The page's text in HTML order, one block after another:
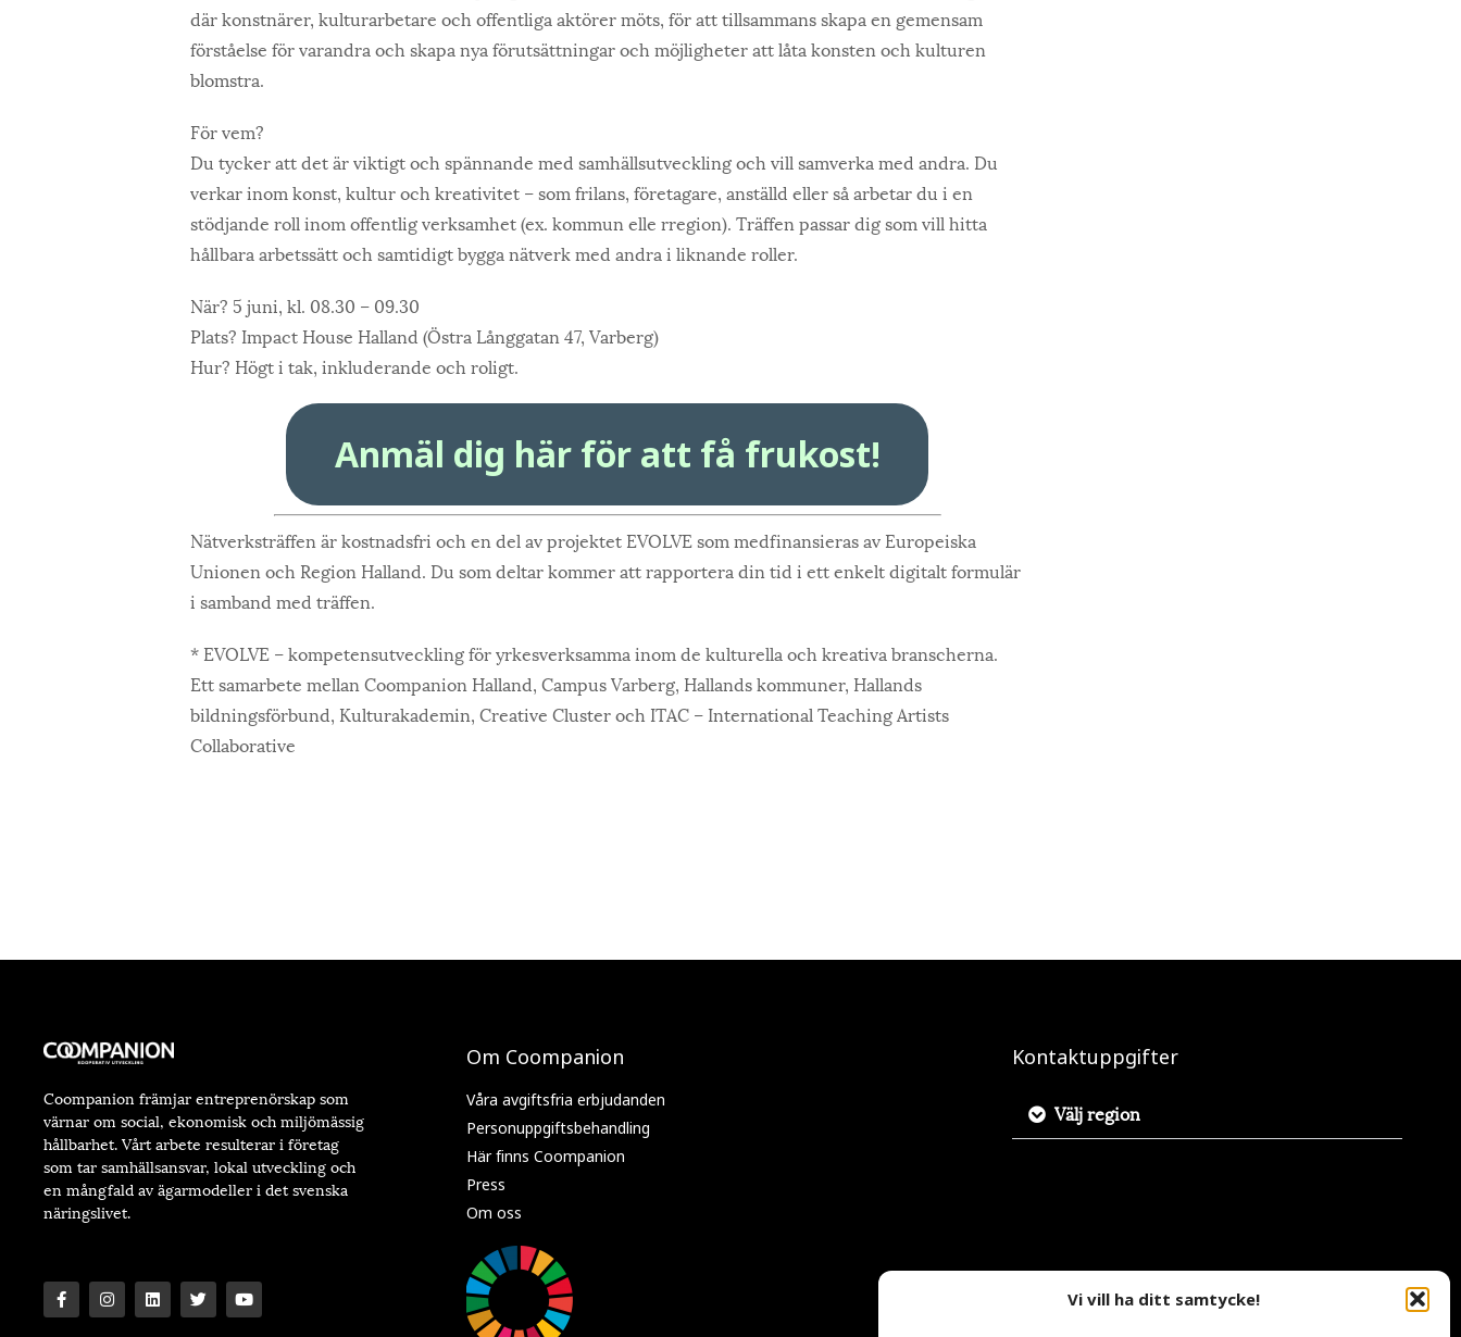
Vi vill ha ditt samtycke!
där konstnärer, kulturarbetare och offentliga aktörer möts, för att tillsammans skapa en gemensam
förståelse för varandra och skapa nya förutsättningar och möjligheter att låta konsten och kulturen
blomstra.
För vem?
Du tycker att det är viktigt och spännande med samhällsutveckling och vill samverka med andra. Du
verkar inom konst, kultur och kreativitet – som frilans, företagare, anställd eller så arbetar du i en
stödjande roll inom offentlig verksamhet (ex. kommun elle rregion). Träffen passar dig som vill hitta
hållbara arbetssätt och samtidigt bygga nätverk med andra i liknande roller.
När? 5 juni, kl. 08.30 – 09.30
Plats? Impact House Halland (Östra Långgatan 47, Varberg)
Hur? Högt i tak, inkluderande och roligt.
Anmäl dig här för att få frukost!
Nätverksträffen är kostnadsfri och en del av projektet EVOLVE som medfinansieras av Europeiska
Unionen och Region Halland. Du som deltar kommer att rapportera din tid i ett enkelt digitalt formulär
i samband med träffen.
* EVOLVE – kompetensutveckling för yrkesverksamma inom de kulturella och kreativa branscherna.
Ett samarbete mellan Coompanion Halland, Campus Varberg, Hallands kommuner, Hallands
bildningsförbund, Kulturakademin, Creative Cluster och ITAC – International Teaching Artists
Collaborative
Coompanion främjar entreprenörskap som
värnar om social, ekonomisk och miljömässig
hållbarhet. Vårt arbete resulterar i företag
som tar samhällsansvar, lokal utveckling och
en mångfald av ägarmodeller i det svenska
näringslivet.
Om Coompanion
Våra avgiftsfria erbjudanden
Personuppgiftsbehandling
Här finns Coompanion
Press
Om oss
Kontaktuppgifter
Välj region